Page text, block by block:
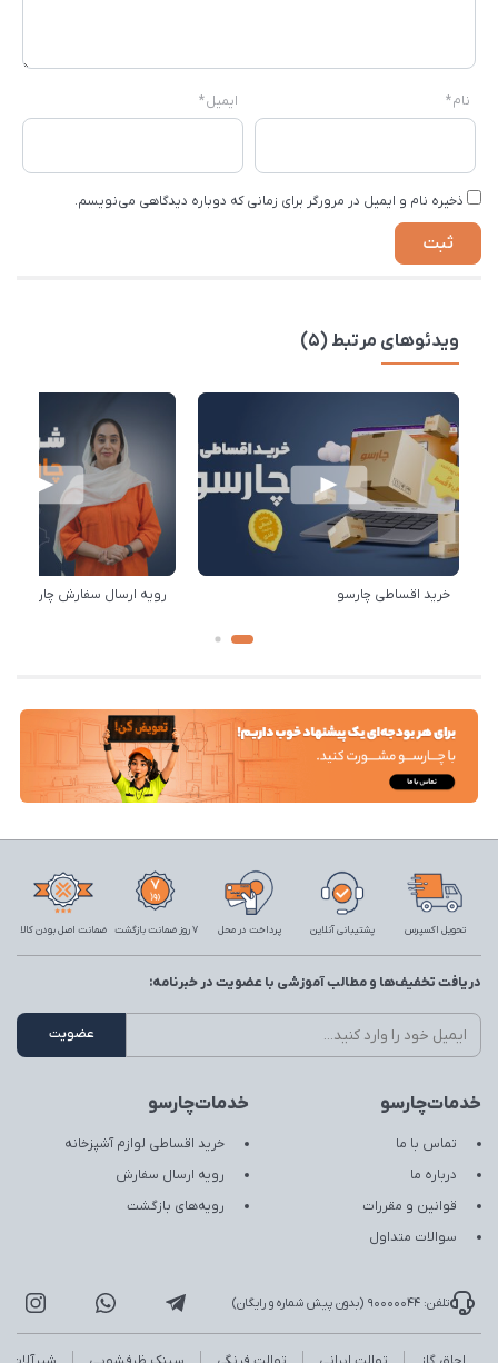
نام* ایمیل*
ذخیره نام و ایمیل در مرورگر برای زمانی که دوباره دیدگاهی می‌نویسم.
ویدئوهای مرتبط (5)
خرید اقساطی چارسو رویه ارسال سفارش چارسو
تحویل اکسپرس پشتیبانی آنلاین پرداخت در محل 7 روز ضمانت بازگشت ضمانت اصل بودن کالا
خدمات‌چارسو
تماس با ما
درباره ما
قوانین و مقررات
سوالات متداول
خدمات‌چارسو
خرید اقساطی لوازم آشپزخانه
رویه ارسال سفارش
رویه‌های بازگشت
دریافت تخفیف‌ها و مطالب آموزشی با عضویت در خبرنامه:
تلفن: 90000044 (بدون پیش شماره و رایگان)